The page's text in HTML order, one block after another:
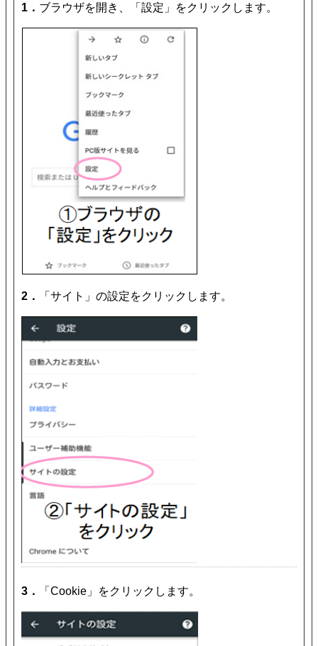
1． ブラウザを開き、「設定」をクリックします。
2． 「サイト」の設定をクリックします。
3． 「Cookie」をクリックします。